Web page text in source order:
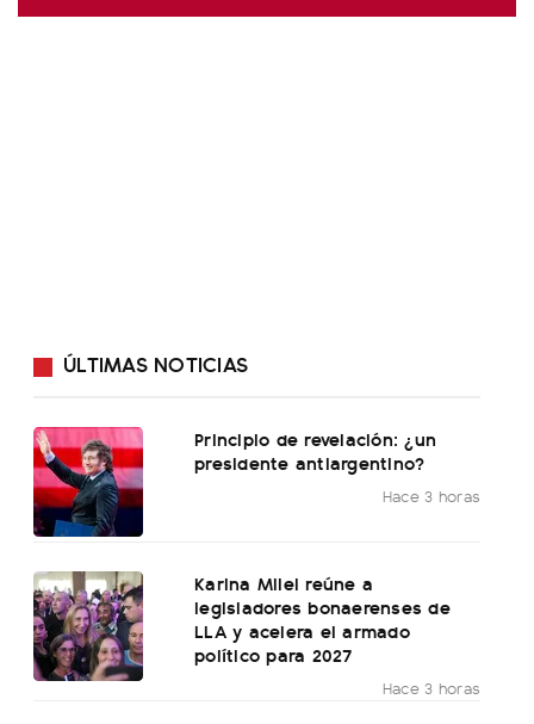
ÚLTIMAS NOTICIAS
Principio de revelación: ¿un
presidente antiargentino?
Hace 3 horas
Karina Milei reúne a
legisladores bonaerenses de
LLA y acelera el armado
político para 2027
Hace 3 horas